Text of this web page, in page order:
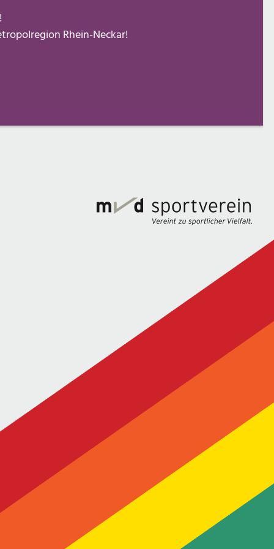
Rhein-Neckar!